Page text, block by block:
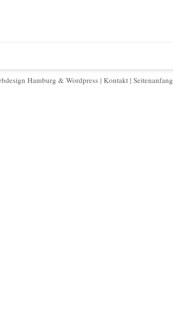
Hamburg & Wordpress | Kontakt | Seitenanfang